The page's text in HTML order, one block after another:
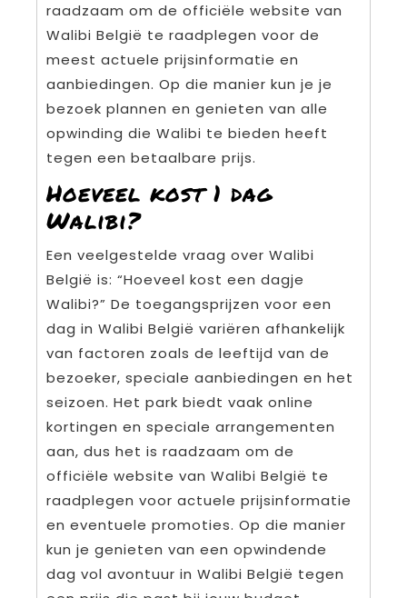
raadzaam om de officiële website van
Walibi België te raadplegen voor de
meest actuele prijsinformatie en
aanbiedingen. Op die manier kun je je
bezoek plannen en genieten van alle
opwinding die Walibi te bieden heeft
tegen een betaalbare prijs.
Hoeveel kost 1 dag
Walibi?
Een veelgestelde vraag over Walibi
België is: “Hoeveel kost een dagje
Walibi?” De toegangsprijzen voor een
dag in Walibi België variëren afhankelijk
van factoren zoals de leeftijd van de
bezoeker, speciale aanbiedingen en het
seizoen. Het park biedt vaak online
kortingen en speciale arrangementen
aan, dus het is raadzaam om de
officiële website van Walibi België te
raadplegen voor actuele prijsinformatie
en eventuele promoties. Op die manier
kun je genieten van een opwindende
dag vol avontuur in Walibi België tegen